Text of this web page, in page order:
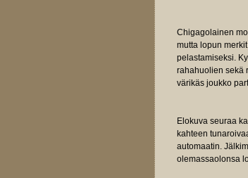
Chigagolainen
mutta lopun
pelastamiseksi.
rahahuolien sekä
värikäs joukko
Elokuva seuraa
kahteen
automaatin.
olemassaolonsa